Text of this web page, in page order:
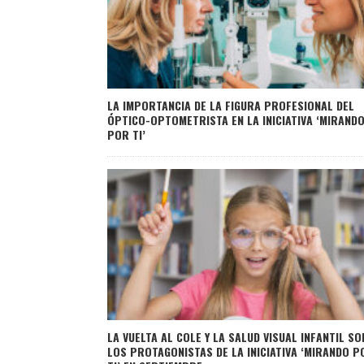
LA IMPORTANCIA DE LA FIGURA PROFESIONAL DEL
ÓPTICO-OPTOMETRISTA EN LA INICIATIVA ‘MIRANDO
POR TI’
LA VUELTA AL COLE Y LA SALUD VISUAL INFANTIL
LOS PROTAGONISTAS DE LA INICIATIVA ‘MIRANDO